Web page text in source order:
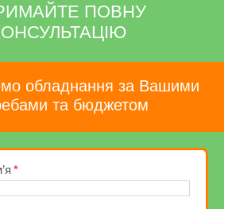
ПОВНУ
обладнання за Вашими
та бюджетом